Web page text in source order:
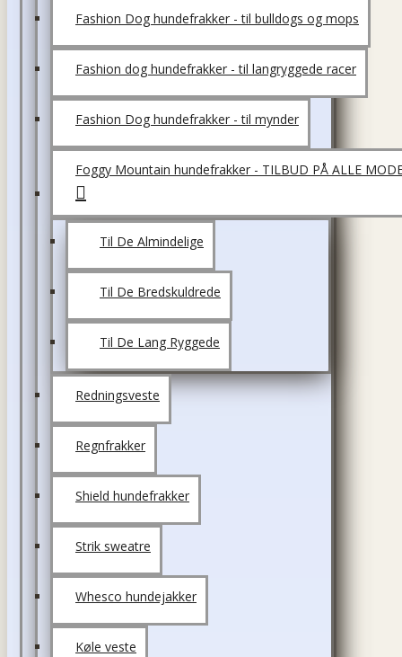
Fashion Dog hundefrakker - til bulldogs og mops
Fashion dog hundefrakker - til langryggede racer
Fashion Dog hundefrakker - til mynder
Foggy Mountain hundefrakker - TILBUD PÅ ALLE
Til De Almindelige
Til De Bredskuldrede
Til De Lang Ryggede
Redningsveste
Regnfrakker
Shield hundefrakker
Strik sweatre
Whesco hundejakker
Køle veste